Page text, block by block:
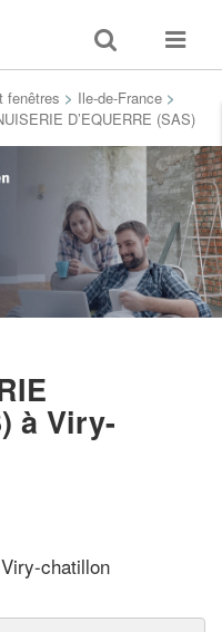
Toggle
search
Toggle
fenêtres > Ile-de-France >
D’EQUERRE (SAS)
à Viry-
chatillon